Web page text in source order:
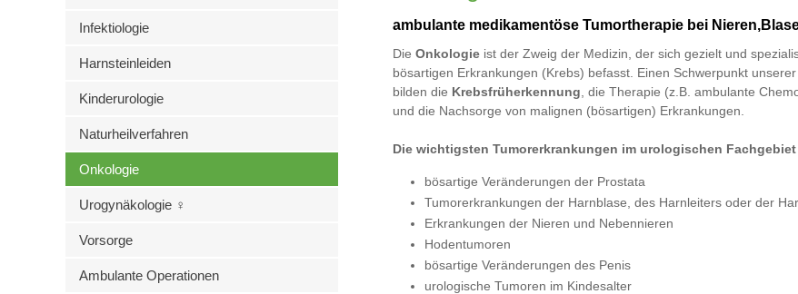
Infektiologie
Harnsteinleiden
Kinderurologie
Naturheilverfahren
Onkologie
Urogynäkologie ♀
Vorsorge
Ambulante Operationen
ambulante medikamentöse Tumortherapie bei
Die Onkologie ist der Zweig der Medizin, der sich gezielt und
bösartigen Erkrankungen (Krebs) befasst. Einen Schwerpunkt
bilden die Krebsfrüherkennung , die Therapie (z.B. ambulante
und die Nachsorge von malignen (bösartigen) Erkrankungen.
Die wichtigsten Tumorerkrankungen im urologischen
bösartige Veränderungen der Prostata
Tumorerkrankungen der Harnblase, des Harnleiters oder der
Erkrankungen der Nieren und Nebennieren
Hodentumoren
bösartige Veränderungen des Penis
urologische Tumoren im Kindesalter